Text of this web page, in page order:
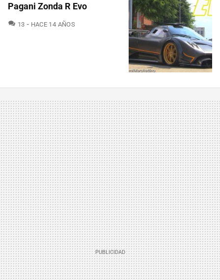
Pagani Zonda R Evo
13 COMENTARIOS
HACE 14 AÑOS